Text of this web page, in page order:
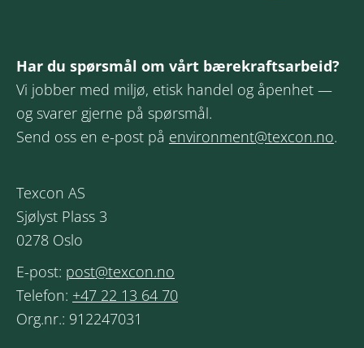
Har du spørsmål om vårt bærekraftsarbeid?
Vi jobber med miljø, etisk handel og åpenhet —
og svarer gjerne på spørsmål.
Send oss en e-post på environment@texcon.no.
Texcon AS
Sjølyst Plass 3
0278 Oslo
E-post: post@texcon.no
Telefon: +47 22 13 64 70
Org.nr.: 912247031